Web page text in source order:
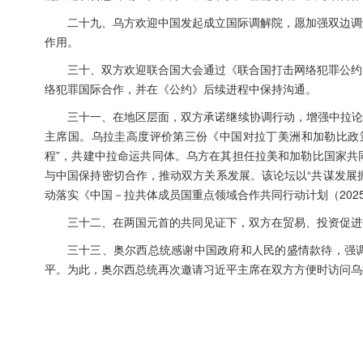
二十九、乌方欢迎中国发起成立国际调解院，愿加强双边
作用。
三十、双方欢迎联合国大会通过《联合国打击网络犯罪公
络犯罪国际合作，并在《公约》后续进程中保持沟通。
三十一、在地区层面，双方承诺继续协调行动，增强中拉
主席国。乌拉圭高度评价第三份《中国对拉丁美洲和加勒比
程”，共建中拉命运共同体。乌方在其担任拉美和加勒比国家
与中国保持密切合作，推动双方关系发展。该论坛以“共谋发
动落实《中国－拉共体成员国重点领域合作共同行动计划（
三十二、在两国元首的共同见证下，双方在贸易、投资促
三十三、奥尔西总统感谢中国政府和人民的盛情款待，
平。为此，奥尔西总统再次邀请习近平主席在双方方便时访问